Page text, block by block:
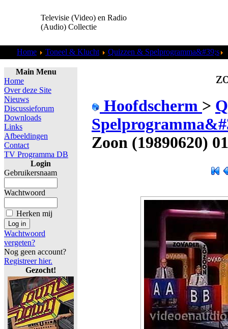
Televisie (Video) en Radio
(Audio) Collectie
Home Toneel & Klucht Quizzen & Spelprogramma&#39;s
Main Menu
Home
Over deze Site
Nieuws
Discussieforum
Downloads
Links
Afbeeldingen
Contact
TV Programma DB
Login
Gebruikersnaam
Wachtwoord
Herken mij
Wachtwoord
vergeten?
Nog geen account?
Registreer hier.
Gezocht!
Hoofdscherm >
Zoon (19890620)